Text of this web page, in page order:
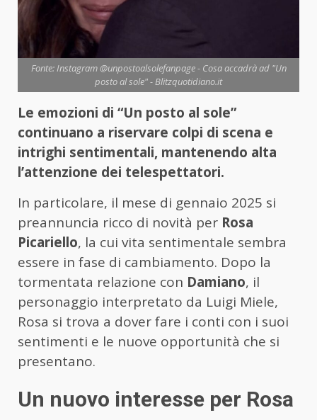
Fonte: Instagram @unpostoalsolefanpage - Cosa accadrà ad "Un
posto al sole" - Blitzquotidiano.it
Le emozioni di “Un posto al sole”
continuano a riservare colpi di scena e
intrighi sentimentali, mantenendo alta
l’attenzione dei telespettatori.
In particolare, il mese di gennaio 2025 si
preannuncia ricco di novità per Rosa
Picariello, la cui vita sentimentale sembra
essere in fase di cambiamento. Dopo la
tormentata relazione con Damiano, il
personaggio interpretato da Luigi Miele,
Rosa si trova a dover fare i conti con i suoi
sentimenti e le nuove opportunità che si
presentano.
Un nuovo interesse per Rosa